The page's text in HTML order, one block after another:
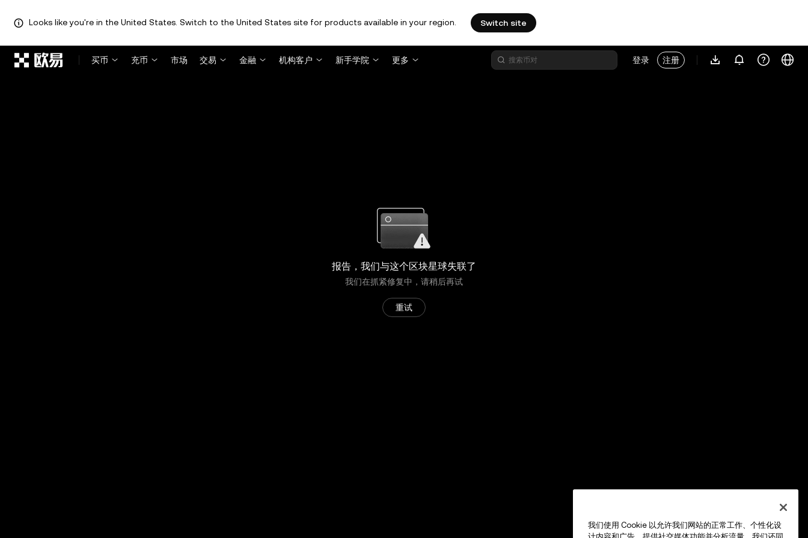
Looks like you're in the United States. Switch to the United States site for products available in your region. Switch site
买币
充币 市场 交易 金融 机构客户 新手学院 更多 登录 注册
报告，我们与这个区块星球失联了
我们在抓紧修复中，请稍后再试
重试
我们使用 Cookie 以允许我们网站的正常工作、个性化设